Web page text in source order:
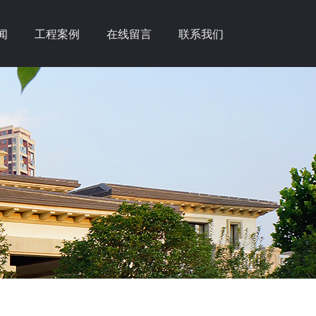
工程案例 在线留言 联系我们